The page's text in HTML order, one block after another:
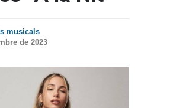
musicals
de 2023